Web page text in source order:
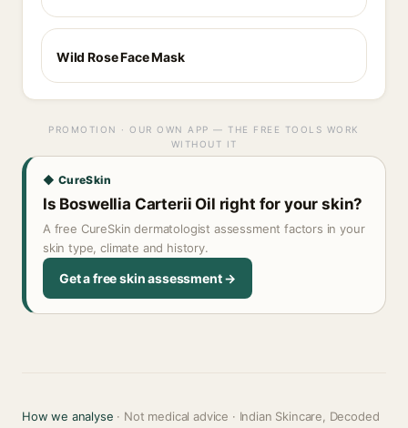
Wild Rose Face Mask
PROMOTION · OUR OWN APP — THE FREE TOOLS WORK
WITHOUT IT
◆ CureSkin
Is Boswellia Carterii Oil right for your skin?
A free CureSkin dermatologist assessment factors in your
skin type, climate and history.
Get a free skin assessment →
How we analyse · Not medical advice · Indian Skincare, Decoded